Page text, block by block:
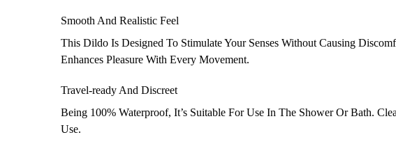
Smooth And Realistic Feel
This Dildo Is Designed To Stimulate Your Senses Without Causing
Enhances Pleasure With Every Movement.
Travel-ready And Discreet
Being 100% Waterproof, It’s Suitable For Use In The Shower Or Bath.
Use.